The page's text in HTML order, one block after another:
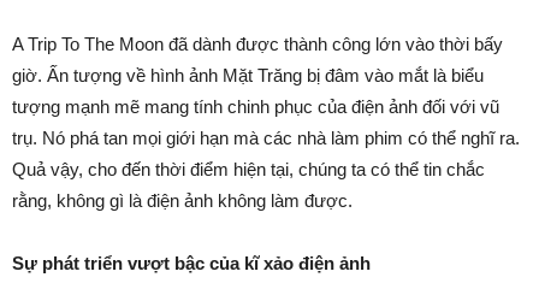
A Trip To The Moon đã dành được thành công lớn vào thời bấy
giờ. Ấn tượng về hình ảnh Mặt Trăng bị đâm vào mắt là biểu
tượng mạnh mẽ mang tính chinh phục của điện ảnh đối với vũ
trụ. Nó phá tan mọi giới hạn mà các nhà làm phim có thể nghĩ ra.
Quả vậy, cho đến thời điểm hiện tại, chúng ta có thể tin chắc
rằng, không gì là điện ảnh không làm được.
Sự phát triển vượt bậc của kĩ xảo điện ảnh